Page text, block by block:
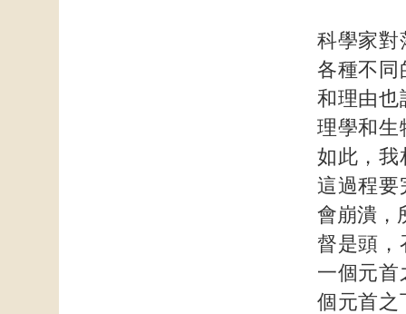
科學家對
各種不同
和理由也
理學和生
如此，我
這過程要
會崩潰，
督是頭，
一個元首
個元首之